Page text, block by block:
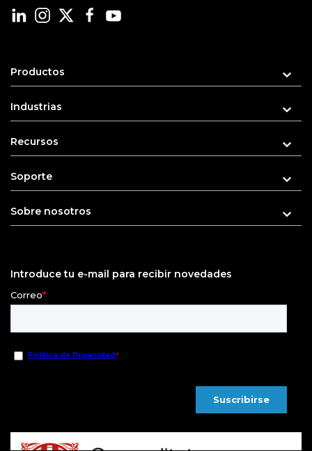
Productos
Industrias
Recursos
Soporte
Sobre nosotros
Introduce tu e-mail para recibir novedades